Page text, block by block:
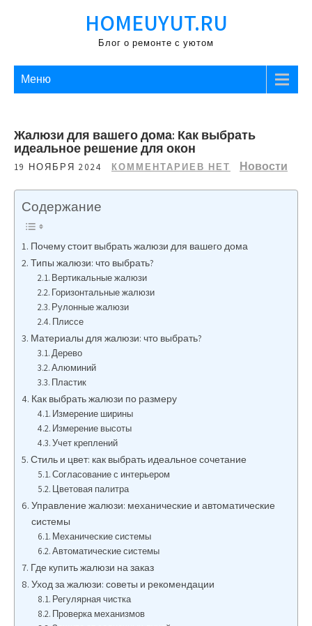
HOMEUYUT.RU
Блог о ремонте с уютом
Меню
Жалюзи для вашего дома: Как выбрать
идеальное решение для окон
19 НОЯБРЯ 2024 КОММЕНТАРИЕВ НЕТ Новости
Содержание
Почему стоит выбрать жалюзи для вашего дома
Типы жалюзи: что выбрать?
Вертикальные жалюзи
Горизонтальные жалюзи
Рулонные жалюзи
Плиссе
Материалы для жалюзи: что выбрать?
Дерево
Алюминий
Пластик
Как выбрать жалюзи по размеру
Измерение ширины
Измерение высоты
Учет креплений
Стиль и цвет: как выбрать идеальное сочетание
Согласование с интерьером
Цветовая палитра
Управление жалюзи: механические и автоматические
системы
Механические системы
Автоматические системы
Где купить жалюзи на заказ
Уход за жалюзи: советы и рекомендации
Регулярная чистка
Проверка механизмов